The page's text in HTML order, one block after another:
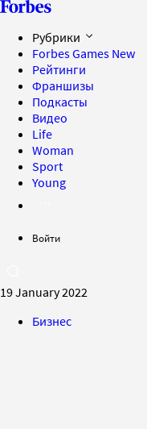
Рубрики
Forbes Games New
Рейтинги
Франшизы
Подкасты
Видео
Life
Woman
Sport
Young
Войти
19 January 2022
Бизнес